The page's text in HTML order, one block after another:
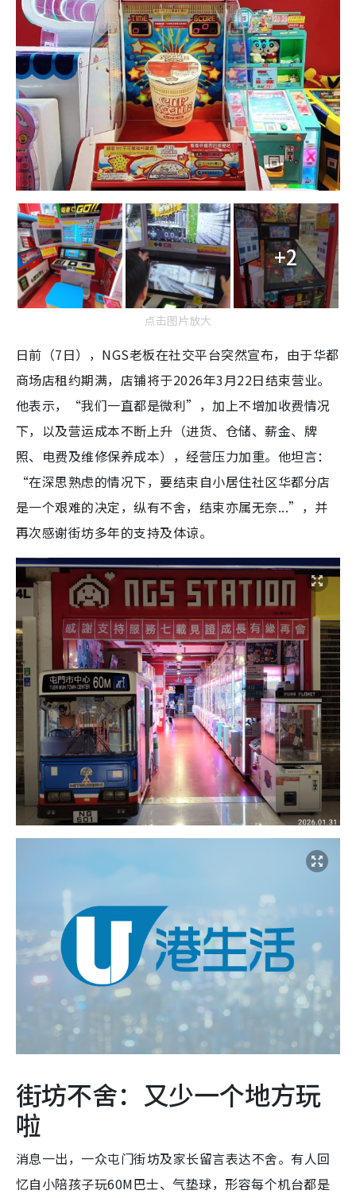
+2
点击图片放大
日前（7日），NGS老板在社交平台突然宣布，由于华都
商场店租约期满，店铺将于2026年3月22日结束营业。
他表示，“我们一直都是微利”，加上不增加收费情况
下，以及营运成本不断上升（进货、仓储、薪金、牌
照、电费及维修保养成本），经营压力加重。他坦言：
“在深思熟虑的情况下，要结束自小居住社区华都分店
是一个艰难的决定，纵有不舍，结束亦属无奈...”，并
再次感谢街坊多年的支持及体谅。
街坊不舍：又少一个地方玩
啦
消息一出，一众屯门街坊及家长留言表达不舍。有人回
忆自小陪孩子玩60M巴士、气垫球，形容每个机台都是